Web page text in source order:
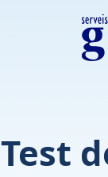
Test